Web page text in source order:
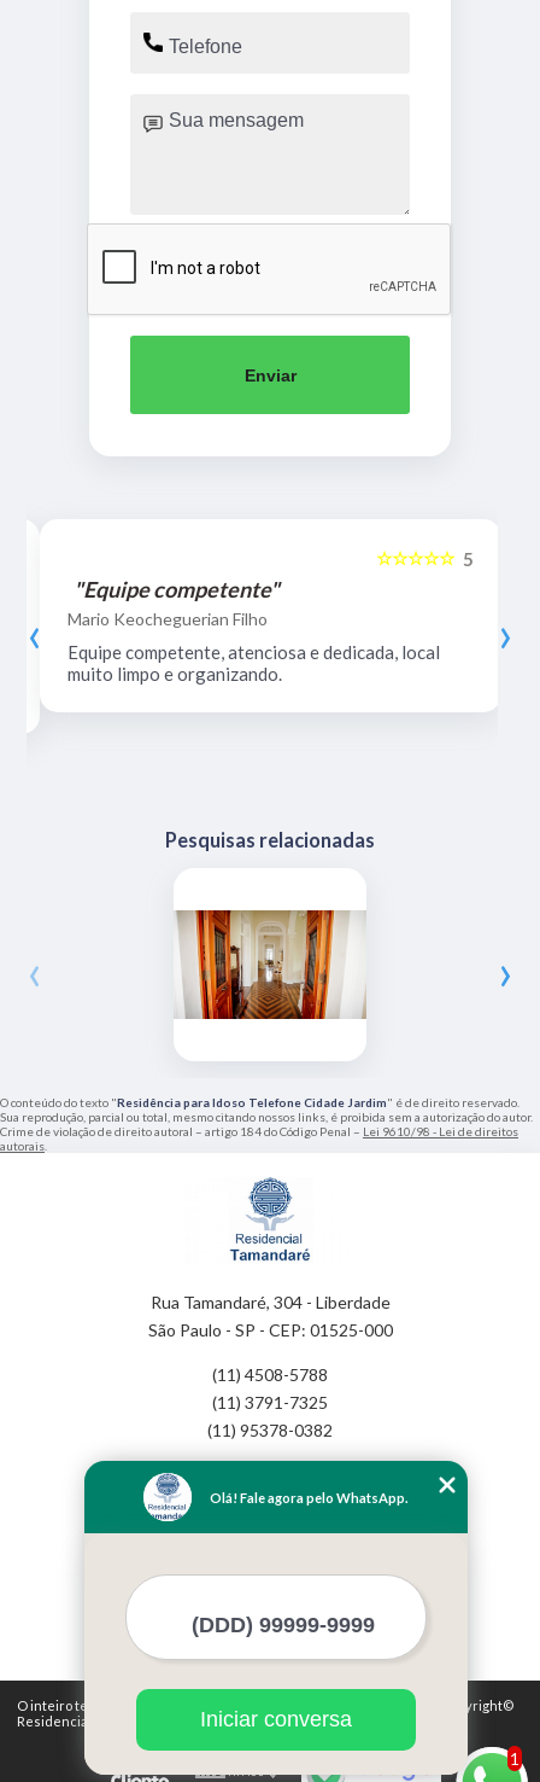
Enviar
5
☆☆☆☆☆
"Equipe competente"
Mario Keocheguerian Filho
Equipe competente, atenciosa e dedicada, local
muito limpo e organizando.
‹ ›
Pesquisas relacionadas
‹ ›
O conteúdo do texto "Residência para Idoso Telefone Cidade Jardim" é de direito reservado.
Sua reprodução, parcial ou total, mesmo citando nossos links, é proibida sem a autorização do autor.
Crime de violação de direito autoral – artigo 184 do Código Penal – Lei 9610/98 - Lei de direitos
autorais
Rua Tamandaré, 304 - Liberdade
São Paulo - SP - CEP: 01525-000
(11) 4508-5788
(11) 3791-7325
(11) 95378-0382
Empresa
Missão
Mapa do site
Mais Serviços
O inteiro teor deste site está sujeito à proteção de direitos autorais. Copyright©
Residencial Tamandaré (Lei 9610 de 19/02/1998)
1
Olá! Fale agora pelo WhatsApp.
Iniciar conversa